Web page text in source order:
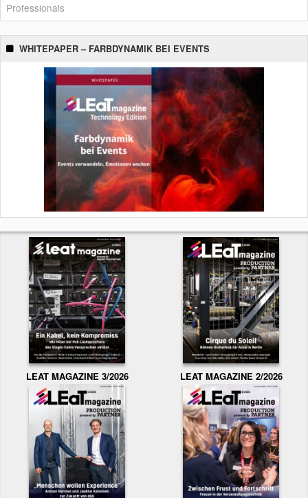
Professionals
WHITEPAPER – FARBDYNAMIK BEI EVENTS
LEAT MAGAZINE 3/2026 LEAT MAGAZINE 2/2026